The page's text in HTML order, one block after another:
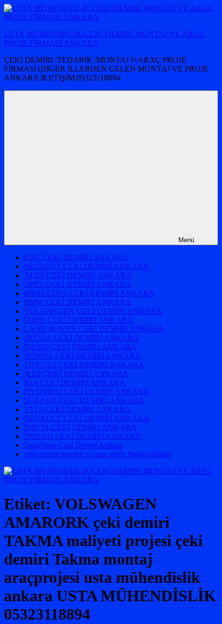
İçeriğe
atla
USTA MÜHENDİSLİK/ÇEKİ DEMİRİ MONTAJ VE ARAÇ
PROJE FİRMASI ANKARA
ÇEKİ DEMİRİ /TEDARİK /MONTAJ İ+ARAÇ PROJE
FİRMASI (DİGER İLLERDEN GELEN MONTAJ VE PROJE
ANKARA:İLETİŞİM:05323118894
Menü
FİAT ÇEKİ DEMİRİ ANKARA
PEUGEOT ÇEKİ DEMİRİ ANKARA
AUDİ ÇEKİ DEMİRİ ANKARA
OPEL ÇEKİ DEMİRİ ANKARA
MERCEDES ÇEKİ DEMİRİ ANKARA
BMW ÇEKİ DEMİRİ ANKARA
VOLSWAGEN ÇEKİ DEMİRİ ANKARA
FORD ÇEKİ DEMİRİ ANKARA
LAND ROVER ÇEKİ DEMİRİ ANKARA
SKODA ÇEKİ DEMİRİ ANKARA
İVEKO ÇEKİ DEMİRİ ANKARA
HONDA ÇEKİ DEMİRİ ANKARA
TOYOTA ÇEKİ DEMİRİ ANKARA
JEEP ÇEKİ DEMİRİ ANKARA
KİA ÇEKİ DEMİRİ ANKARA
HYUNDAİ ÇEKİ DEMİRİ ANKARA
SUBARU ÇEKİ DEMİRİ ANKARA
TATA ÇEKİ DEMİRİ ANKARA
RENAULT ÇEKİ DEMİRİ ANKARA
DACİA ÇEKİ DEMİRİ ANKARA
NISSAN ÇEKİ DEMİRİ ANKARA
SangYong Çeki Demiri Ankara
çeki demiri montajı ve araç proje firması ankara
Etiket: VOLSWAGEN
AMARORK çeki demiri
TAKMA maliyeti projesi çeki
demiri Takma montaj
araçprojesi usta mühendislik
ankara USTA MÜHENDİSLİK
05323118894